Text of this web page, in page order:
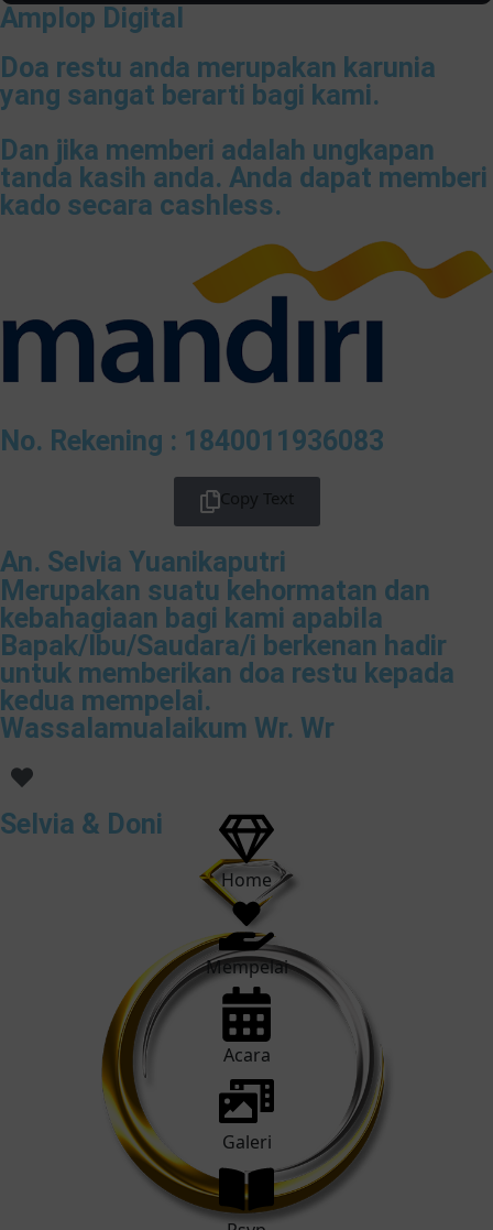
Amplop Digital
Doa restu anda merupakan karunia
yang sangat berarti bagi kami.
Dan jika memberi adalah ungkapan
tanda kasih anda. Anda dapat memberi
kado secara cashless.
No. Rekening : 1840011936083
Copy Text
An. Selvia Yuanikaputri
Merupakan suatu kehormatan dan
kebahagiaan bagi kami apabila
Bapak/Ibu/Saudara/i berkenan hadir
untuk memberikan doa restu kepada
kedua mempelai.
Wassalamualaikum Wr. Wr
Selvia & Doni
Home
Mempelai
Acara
Galeri